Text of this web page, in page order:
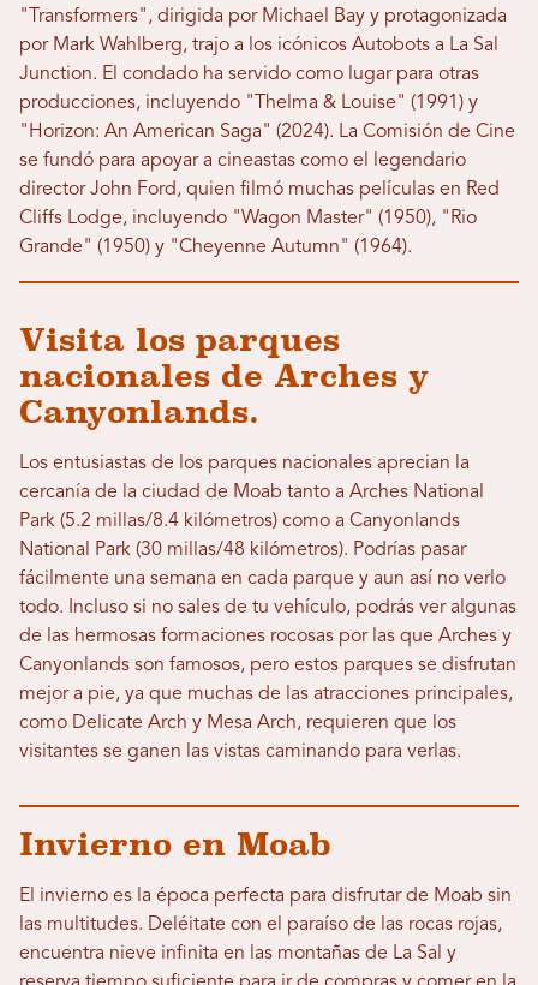
"Transformers", dirigida por Michael Bay y protagonizada
por Mark Wahlberg, trajo a los icónicos Autobots a La Sal
Junction. El condado ha servido como lugar para otras
producciones, incluyendo "Thelma & Louise" (1991) y
"Horizon: An American Saga" (2024). La Comisión de Cine
se fundó para apoyar a cineastas como el legendario
director John Ford, quien filmó muchas películas en Red
Cliffs Lodge, incluyendo "Wagon Master" (1950), "Rio
Grande" (1950) y "Cheyenne Autumn" (1964).
Visita los parques
nacionales de Arches y
Canyonlands.
Los entusiastas de los parques nacionales aprecian la
cercanía de la ciudad de Moab tanto a Arches National
Park (5.2 millas/8.4 kilómetros) como a Canyonlands
National Park (30 millas/48 kilómetros). Podrías pasar
fácilmente una semana en cada parque y aun así no verlo
todo. Incluso si no sales de tu vehículo, podrás ver algunas
de las hermosas formaciones rocosas por las que Arches y
Canyonlands son famosos, pero estos parques se disfrutan
mejor a pie, ya que muchas de las atracciones principales,
como Delicate Arch y Mesa Arch, requieren que los
visitantes se ganen las vistas caminando para verlas.
Invierno en Moab
El invierno es la época perfecta para disfrutar de Moab sin
las multitudes. Deléitate con el paraíso de las rocas rojas,
encuentra nieve infinita en las montañas de La Sal y